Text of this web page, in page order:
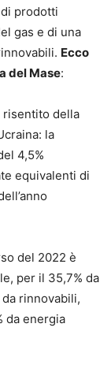
prodotti
gas e di una
Ecco
del Mase:
risentito della
la
4,5%
equivalenti di
del 2022 è
per il 35,7% da
rinnovabili,
da energia